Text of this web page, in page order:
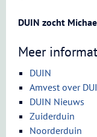
DUIN zocht
Meer
DUIN
Amvest over
DUIN Nieuws
Zuiderduin
Noorderduin